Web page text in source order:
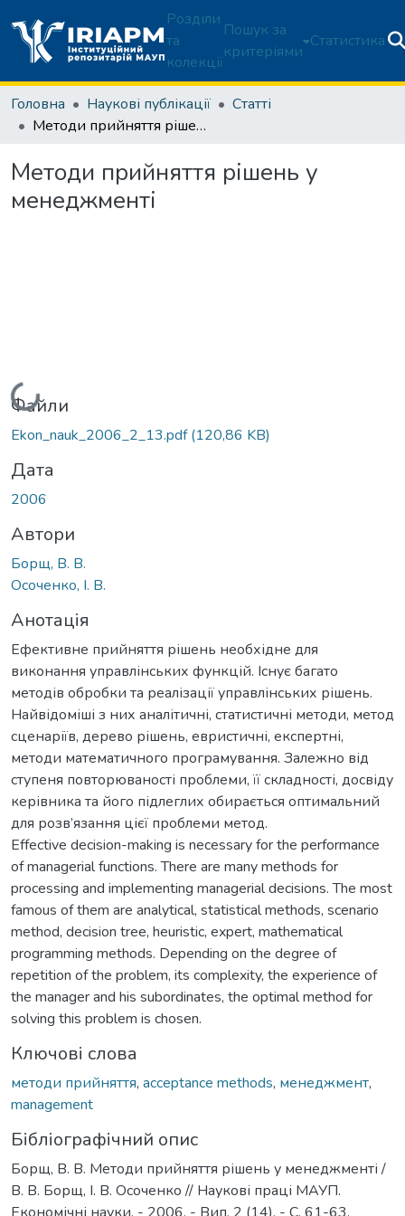
Розділи
та
колекції
Пошук за
критеріями
Статистика
Головна Наукові публікації
Статті
Методи прийняття рішень у менеджменті
Методи прийняття рішень у
менеджменті
Вантажиться...
Файли
Ekon_nauk_2006_2_13.pdf(120,86 KB)
Дата
2006
Автори
Борщ, В. В.
Осоченко, І. В.
Анотація
Ефективне прийняття рішень необхідне для
виконання управлінських функцій. Існує багато
методів обробки та реалізації управлінських рішень.
Найвідоміші з них аналітичні, статистичні методи, метод
сценаріїв, дерево рішень, евристичні, експертні,
методи математичного програмування. Залежно від
ступеня повторюваності проблеми, її складності, досвіду
керівника та його підлеглих обирається оптимальний
для розв’язання цієї проблеми метод.
Effective decision-making is necessary for the performance
of managerial functions. There are many methods for
processing and implementing managerial decisions. The most
famous of them are analytical, statistical methods, scenario
method, decision tree, heuristic, expert, mathematical
programming methods. Depending on the degree of
repetition of the problem, its complexity, the experience of
the manager and his subordinates, the optimal method for
solving this problem is chosen.
Ключові слова
методи прийняття, acceptance methods, менеджмент,
management
Бібліографічний опис
Борщ, В. В. Методи прийняття рішень у менеджменті /
В. В. Борщ, І. В. Осоченко // Наукові праці МАУП.